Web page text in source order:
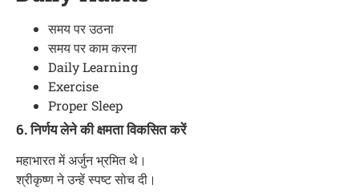
समय पर उठना
समय पर काम करना
Daily Learning
Exercise
Proper Sleep
6. निर्णय लेने की क्षमता विकसित करें
महाभारत में अर्जुन भ्रमित थे।
श्रीकृष्ण ने उन्हें स्पष्ट सोच दी।